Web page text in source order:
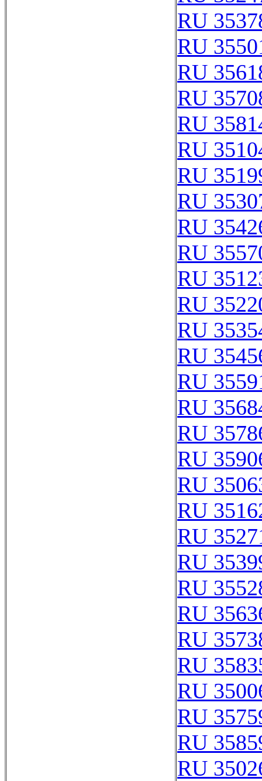
RU
RU
RU
RU
RU
RU
RU
RU
RU
RU
RU
RU
RU
RU
RU
RU
RU
RU
RU
RU
RU
RU
RU
RU
RU
RU
RU
RU
RU
RU